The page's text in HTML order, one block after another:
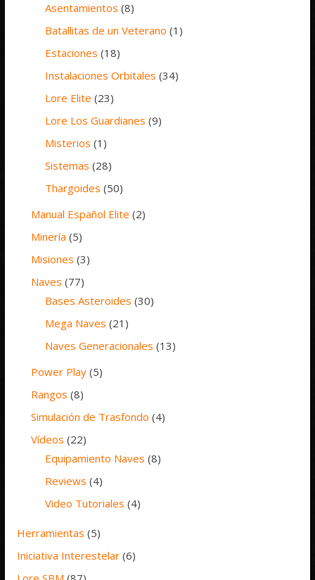
Asentamientos (8)
Batallitas de un Veterano (1)
Estaciones (18)
Instalaciones Orbitales (34)
Lore Elite (23)
Lore Los Guardianes (9)
Misterios (1)
Sistemas (28)
Thargoides (50)
Manual Español Elite (2)
Minería (5)
Misiones (3)
Naves (77)
Bases Asteroides (30)
Mega Naves (21)
Naves Generacionales (13)
Power Play (5)
Rangos (8)
Simulación de Trasfondo (4)
Vídeos (22)
Equipamiento Naves (8)
Reviews (4)
Video Tutoriales (4)
Herramientas (5)
Iniciativa Interestelar (6)